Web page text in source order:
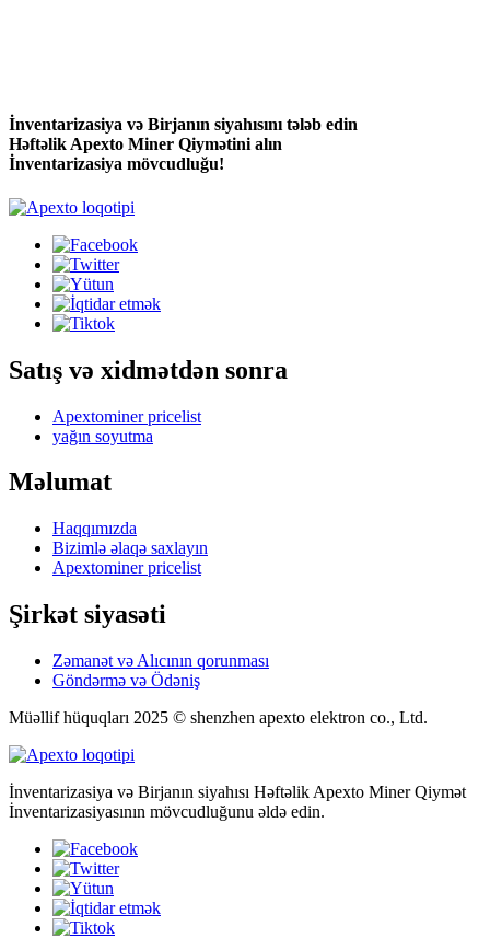
İnventarizasiya və Birjanın siyahısını tələb edin
Həftəlik Apexto Miner Qiymətini alın
İnventarizasiya mövcudluğu!
Satış və xidmətdən sonra
Apextominer pricelist
yağın soyutma
Məlumat
Haqqımızda
Bizimlə əlaqə saxlayın
Apextominer pricelist
Şirkət siyasəti
Zəmanət və Alıcının qorunması
Göndərmə və Ödəniş
Müəllif hüquqları 2025 © shenzhen apexto elektron co., Ltd.
İnventarizasiya və Birjanın siyahısı Həftəlik Apexto Miner Qiymət
İnventarizasiyasının mövcudluğunu əldə edin.